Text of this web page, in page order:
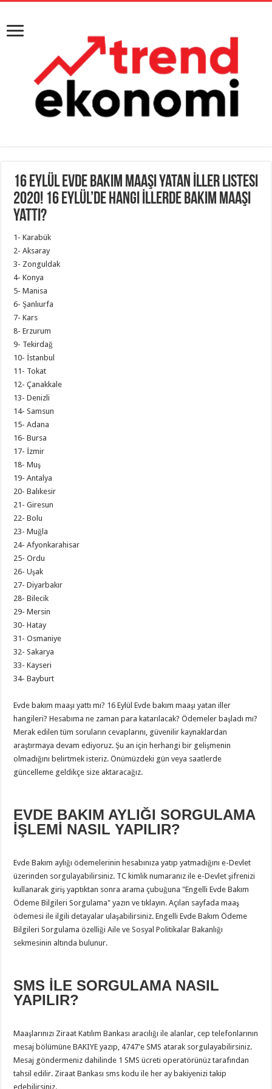
16 Eylül Evde Bakım Maaşı Yatan İller Listesi
2020! 16 Eylül’de Hangi İllerde Bakım Maaşı
Yattı?
1- Karabük
2- Aksaray
3- Zonguldak
4- Konya
5- Manisa
6- Şanlıurfa
7- Kars
8- Erzurum
9- Tekirdağ
10- İstanbul
11- Tokat
12- Çanakkale
13- Denizli
14- Samsun
15- Adana
16- Bursa
17- İzmir
18- Muş
19- Antalya
20- Balıkesir
21- Giresun
22- Bolu
23- Muğla
24- Afyonkarahisar
25- Ordu
26- Uşak
27- Diyarbakır
28- Bilecik
29- Mersin
30- Hatay
31- Osmaniye
32- Sakarya
33- Kayseri
34- Bayburt
Evde bakım maaşı yattı mı? 16 Eylül Evde bakım maaşı yatan iller
hangileri? Hesabıma ne zaman para katarılacak? Ödemeler başladı mı?
Merak edilen tüm soruların cevaplarını, güvenilir kaynaklardan
araştırmaya devam ediyoruz. Şu an için herhangi bir gelişmenin
olmadığını belirtmek isteriz. Önümüzdeki gün veya saatlerde
güncelleme geldikçe size aktaracağız.
EVDE BAKIM AYLIĞI SORGULAMA
İŞLEMİ NASIL YAPILIR?
Evde Bakım aylığı ödemelerinin hesabınıza yatıp yatmadığını e-Devlet
üzerinden sorgulayabilirsiniz. TC kimlik numaranız ile e-Devlet şifrenizi
kullanarak giriş yaptıktan sonra arama çubuğuna "Engelli Evde Bakım
Ödeme Bilgileri Sorgulama" yazın ve tıklayın. Açılan sayfada maaş
ödemesi ile ilgili detayalar ulaşabilirsiniz. Engelli Evde Bakım Ödeme
Bilgileri Sorgulama özelliği Aile ve Sosyal Politikalar Bakanlığı
sekmesinin altında bulunur.
SMS İLE SORGULAMA NASIL
YAPILIR?
Maaşlarınızı Ziraat Katılım Bankası aracılığı ile alanlar, cep telefonlarının
mesaj bölümüne BAKIYE yazıp, 4747'e SMS atarak sorgulayabilirsiniz.
Mesaj göndermeniz dahilinde 1 SMS ücreti operatörünüz tarafından
tahsil edilir. Ziraat Bankası sms kodu ile her ay bakiyenizi takip
edebilirsiniz.